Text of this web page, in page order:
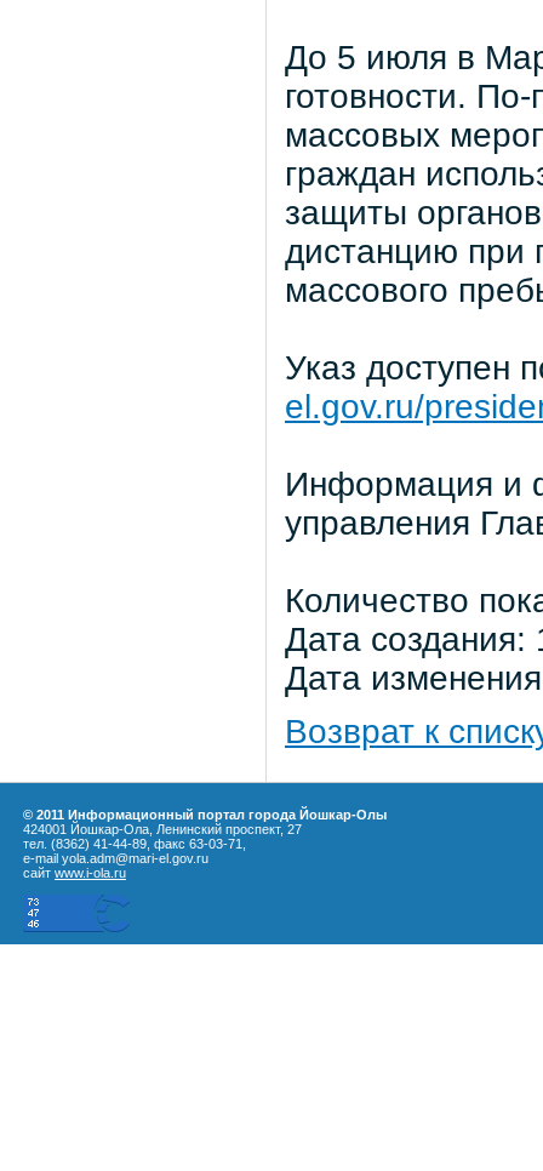
До 5 июля в
готовности.
массовых
граждан
защиты
дистанцию при
массового
Указ доступен
el.gov.ru/
Информация и
управления
Количество
Дата
Дата
Возврат к
© 2011 Информационный портал города Йошкар-Олы
424001 Йошкар-Ола, Ленинский проспект, 27
тел. (8362) 41-44-89, факс 63-03-71,
e-mail yola.adm@mari-el.gov.ru
сайт www.i-ola.ru